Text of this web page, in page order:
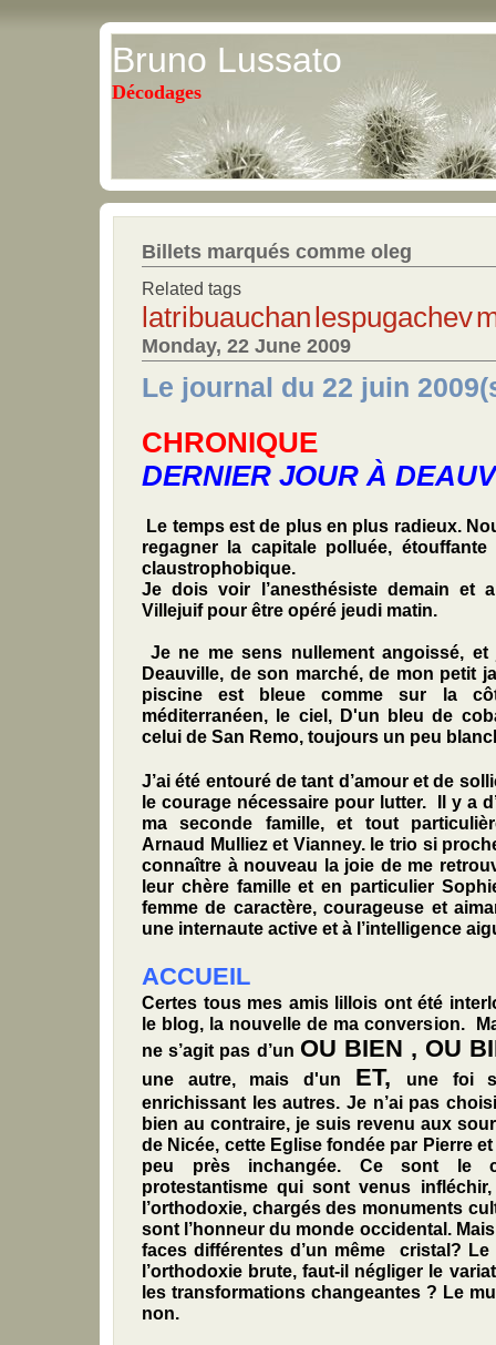
Bruno Lussato
Décodages
Billets marqués comme oleg
Related tags
latribuauchanlespugachev
Monday, 22 June 2009
Le journal du 22 juin
CHRONIQUE
DERNIER JOUR À
Le temps est de plus en plus radieux.
regagner la capitale polluée,
claustrophobique.
Je dois voir l’anesthésiste demain et
Villejuif pour être opéré jeudi matin.
Je ne me sens nullement angoissé,
Deauville, de son marché, de mon petit
piscine est bleue comme sur la
méditerranéen, le ciel, D'un bleu de
celui de San Remo, toujours un peu
J’ai été entouré de tant d’amour et de
le courage nécessaire pour lutter. Il y a
ma seconde famille, et tout
Arnaud Mulliez et Vianney. le trio si
connaître à nouveau la joie de me
leur chère famille et en particulier
femme de caractère, courageuse et
une internaute active et à l’intelligence
ACCUEIL
Certes tous mes amis lillois ont été
le blog, la nouvelle de ma conversion.
ne s’agit pas d’un OU BIEN , OU
une autre, mais d'un ET,
une foi
enrichissant les autres. Je n’ai pas
bien au contraire, je suis revenu aux
de Nicée, cette Eglise fondée par Pierre
peu près inchangée. Ce sont le
protestantisme qui sont venus
l’orthodoxie, chargés des monuments
sont l’honneur du monde occidental.
faces différentes d’un même cristal?
l’orthodoxie brute, faut-il négliger le
les transformations changeantes ? Le
non.